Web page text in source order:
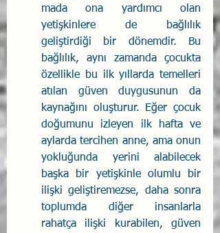
mada ona yardımcı olan
yetişkinlere de bağlılık
geliştirdiği bir dönemdir. Bu
bağlılık, aynı zamanda çocukta
özellikle bu ilk yıllarda temelleri
atılan güven duygusunun da
kaynağını oluştu­rur. Eğer çocuk
doğumunu izleyen ilk hafta ve
aylarda tercihen anne, ama onun
yokluğunda yerini alabilecek
başka bir yetişkin­le olumlu bir
ilişki geliştiremezse, daha sonra
toplumda diğer in­sanlarla
rahatça ilişki kurabilen, güven